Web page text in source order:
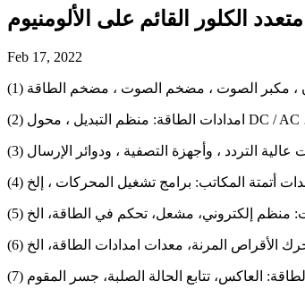
الكلور القائم على الألومنيوم
Feb 17, 2022